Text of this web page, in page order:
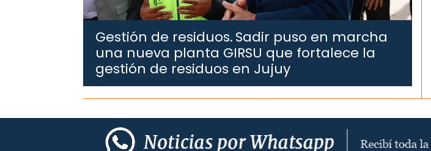
Gestión de residuos.Sadir puso en marcha
una nueva planta GIRSU que fortalece la
gestión de residuos en Jujuy